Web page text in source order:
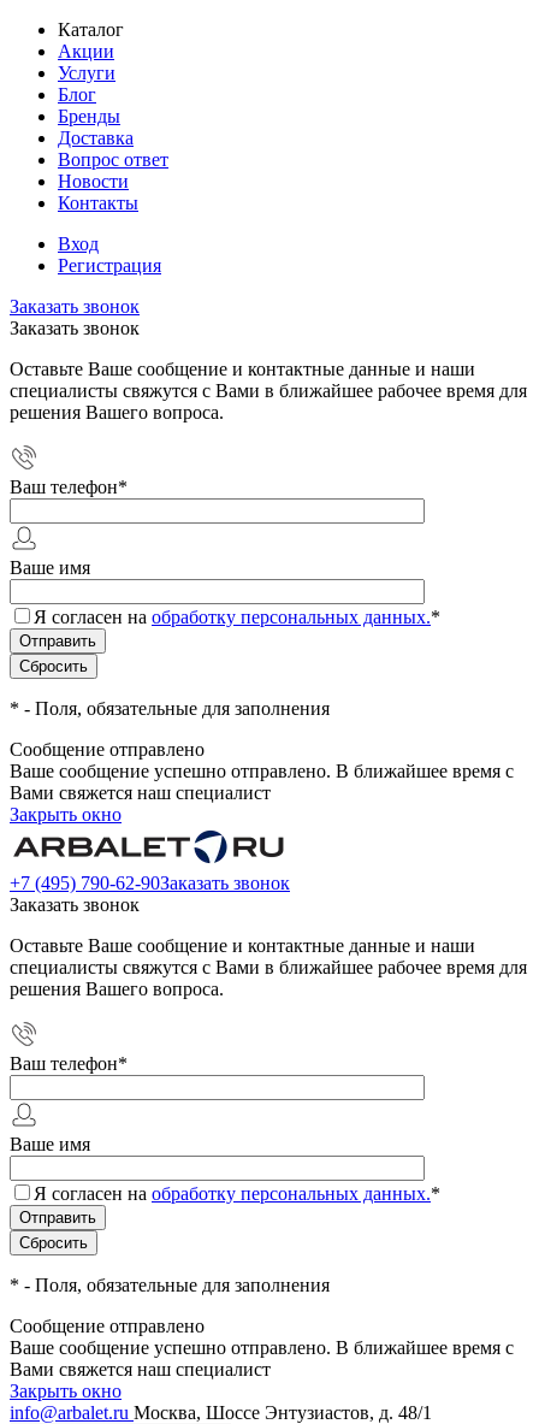
Каталог
Акции
Услуги
Блог
Бренды
Доставка
Вопрос ответ
Новости
Контакты
Вход
Регистрация
Заказать звонок
Заказать звонок
Оставьте Ваше сообщение и контактные данные и наши
специалисты свяжутся с Вами в ближайшее рабочее время для
решения Вашего вопроса.
Ваш телефон*
Ваше имя
Я согласен на обработку персональных данных.*
* - Поля, обязательные для заполнения
Сообщение отправлено
Ваше сообщение успешно отправлено. В ближайшее время с
Вами свяжется наш специалист
Закрыть окно
+7 (495) 790-62-90Заказать звонок
Заказать звонок
Оставьте Ваше сообщение и контактные данные и наши
специалисты свяжутся с Вами в ближайшее рабочее время для
решения Вашего вопроса.
Ваш телефон*
Ваше имя
Я согласен на обработку персональных данных.*
* - Поля, обязательные для заполнения
Сообщение отправлено
Ваше сообщение успешно отправлено. В ближайшее время с
Вами свяжется наш специалист
Закрыть окно
info@arbalet.ru Москва, Шоссе Энтузиастов, д. 48/1